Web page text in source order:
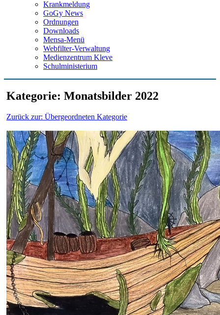
Krankmeldung
GoGy News
Ordnungen
Downloads
Mensa-Menü
Webfilter-Verwaltung
Medienzentrum Kleve
Schulministerium
Kategorie: Monatsbilder 2022
Zurück zur: Übergeordneten Kategorie